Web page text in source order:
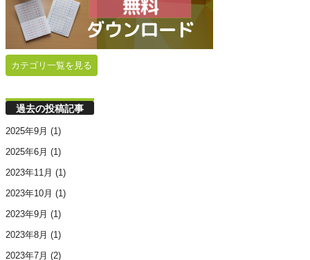
カテゴリ一覧を見る
過去の投稿記事
2025年9月 (1)
2025年6月 (1)
2023年11月 (1)
2023年10月 (1)
2023年9月 (1)
2023年8月 (1)
2023年7月 (2)